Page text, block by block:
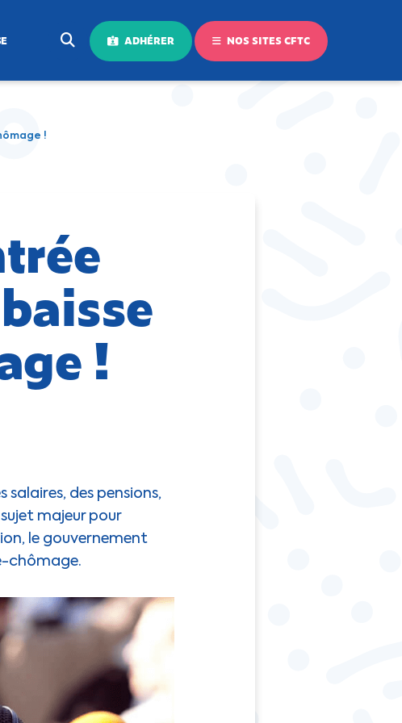
ADHÉRER NOS SITES CFTC
!
!
des pensions,
majeur pour
le gouvernement
chômage.